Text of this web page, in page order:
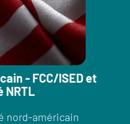
- FCC/ISED et
NRTL
nord-américain